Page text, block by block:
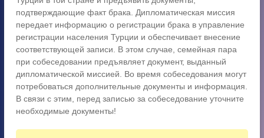
подтверждающие факт брака. Дипломатическая миссия
передает информацию о регистрации брака в управление
регистрации населения Турции и обеспечивает внесение
соответствующей записи. В этом случае, семейная пара
при собеседовании предъявляет документ, выданный
дипломатической миссией. Во время собеседования могут
потребоваться дополнительные документы и информация.
В связи с этим, перед записью за собеседование уточните
необходимые документы!